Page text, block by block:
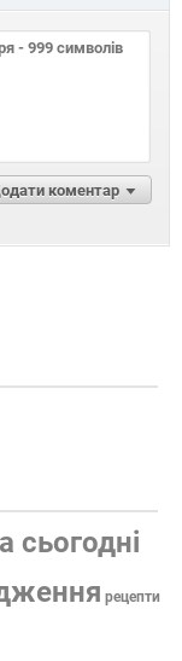
коментар
сьогодні
рецепти